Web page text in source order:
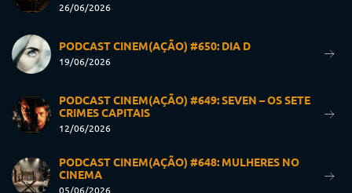
26/06/2026
PODCAST CINEM(AÇÃO) #650: DIA D
19/06/2026
PODCAST CINEM(AÇÃO) #649: SEVEN – OS SETE
CRIMES CAPITAIS
12/06/2026
PODCAST CINEM(AÇÃO) #648: MULHERES NO
CINEMA
05/06/2026